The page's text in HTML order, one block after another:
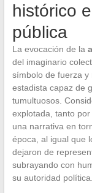
histórico
pública
La evocación de la
del imaginario
símbolo de fuerza y
estadista capaz de
tumultuosos.
explotada, tanto
una narrativa en
época, al igual que
dejaron de
subrayando con
su autoridad política.